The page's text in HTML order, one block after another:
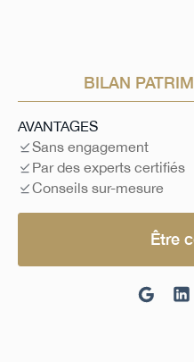
BILAN
AVANTAGES
Sans engagement
Par des experts certifiés
Conseils sur-mesure
Être